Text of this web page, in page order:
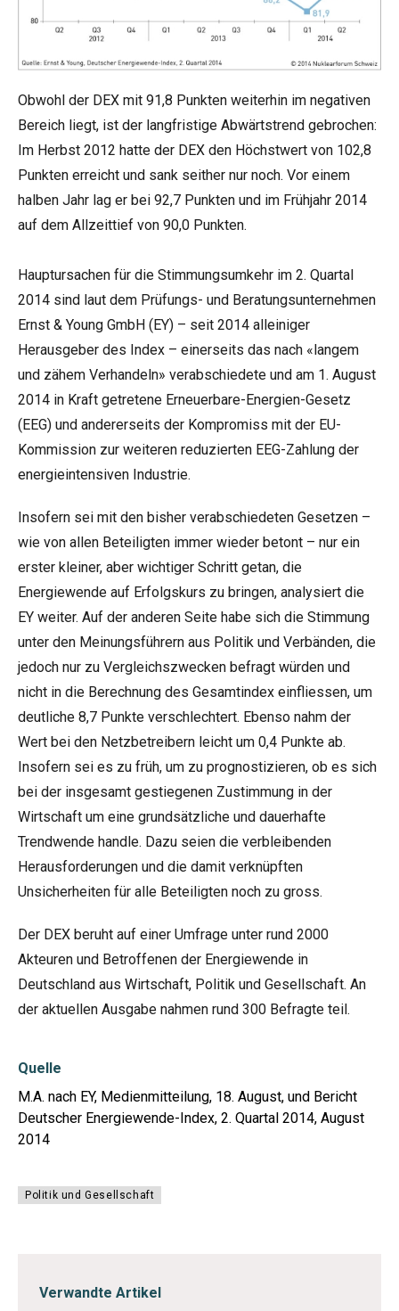
Obwohl der DEX mit 91,8 Punkten weiterhin im negativen
Bereich liegt, ist der langfristige Abwärtstrend gebrochen:
Im Herbst 2012 hatte der DEX den Höchstwert von 102,8
Punkten erreicht und sank seither nur noch. Vor einem
halben Jahr lag er bei 92,7 Punkten und im Frühjahr 2014
auf dem Allzeittief von 90,0 Punkten.
Hauptursachen für die Stimmungsumkehr im 2. Quartal
2014 sind laut dem Prüfungs- und Beratungsunternehmen
Ernst & Young GmbH (EY) – seit 2014 alleiniger
Herausgeber des Index – einerseits das nach «langem
und zähem Verhandeln» verabschiedete und am 1. August
2014 in Kraft getretene Erneuerbare-Energien-Gesetz
(EEG) und andererseits der Kompromiss mit der EU-
Kommission zur weiteren reduzierten EEG-Zahlung der
energieintensiven Industrie.
Insofern sei mit den bisher verabschiedeten Gesetzen –
wie von allen Beteiligten immer wieder betont – nur ein
erster kleiner, aber wichtiger Schritt getan, die
Energiewende auf Erfolgskurs zu bringen, analysiert die
EY weiter. Auf der anderen Seite habe sich die Stimmung
unter den Meinungsführern aus Politik und Verbänden, die
jedoch nur zu Vergleichszwecken befragt würden und
nicht in die Berechnung des Gesamtindex einfliessen, um
deutliche 8,7 Punkte verschlechtert. Ebenso nahm der
Wert bei den Netzbetreibern leicht um 0,4 Punkte ab.
Insofern sei es zu früh, um zu prognostizieren, ob es sich
bei der insgesamt gestiegenen Zustimmung in der
Wirtschaft um eine grundsätzliche und dauerhafte
Trendwende handle. Dazu seien die verbleibenden
Herausforderungen und die damit verknüpften
Unsicherheiten für alle Beteiligten noch zu gross.
Der DEX beruht auf einer Umfrage unter rund 2000
Akteuren und Betroffenen der Energiewende in
Deutschland aus Wirtschaft, Politik und Gesellschaft. An
der aktuellen Ausgabe nahmen rund 300 Befragte teil.
Quelle
M.A. nach EY, Medienmitteilung, 18. August, und Bericht
Deutscher Energiewende-Index, 2. Quartal 2014, August
2014
Politik und Gesellschaft
Verwandte Artikel